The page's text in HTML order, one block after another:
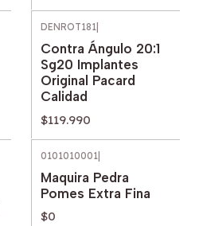
DENROT181
Contra Ángulo 20:1
Sg20 Implantes
Original Pacard
Calidad
$119.990
0101010001|
Maquira Pedra
Pomes Extra Fina
$0